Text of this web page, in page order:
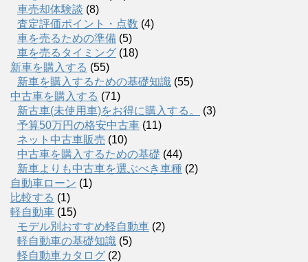
車売却体験談 (8)
査定評価ポイント・点数 (4)
車を売るための準備 (5)
車を売るタイミング (18)
新車を購入する (55)
新車を購入するための基礎知識 (55)
中古車を購入する (71)
新古車(未使用車)をお得に購入する。
(3)
予算50万円の格安中古車 (11)
ネット中古車販売 (10)
中古車を購入するための基礎 (44)
新車よりも中古車を選ぶべき車種 (2)
自動車ローン (1)
比較する (1)
軽自動車 (15)
モデル別おすすめ軽自動車 (2)
軽自動車の基礎知識 (5)
軽自動車カタログ (2)